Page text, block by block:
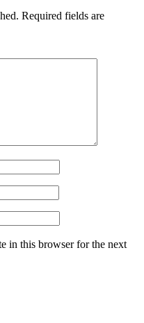
Required fields are
in this browser for the next